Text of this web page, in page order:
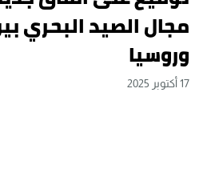
مجال الصيد البحري
وروسيا
17 أكتوبر 2025